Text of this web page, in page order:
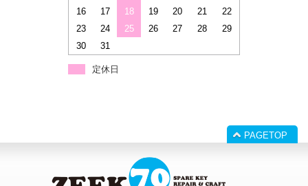
16
17 18 19 20 21
22
23
24 25 26 27 28
29
30
31
定休日
PAGETOP